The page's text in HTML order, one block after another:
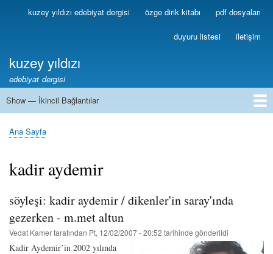
Ana
içeriğe
Birincilkuzey yıldızı edebiyat dergisi özge dirik kitabı pdf dosyaları
duyuru listesi iletişim
kuzey yıldızı
edebiyat dergisi
İkincil
Show — İkincil Bağlantılar
1
2
3
4
5
6
7
8
9
10
11
12
13
Sayfa
Ana Sayfa
kadir aydemir
söyleşi: kadir aydemir / dikenler'in saray'ında
gezerken - m.met altun
Vedat Kamertarafından Pt, 12/02/2007 - 20:52 tarihinde gönderildi
Kadir Aydemir’in 2002 yılında